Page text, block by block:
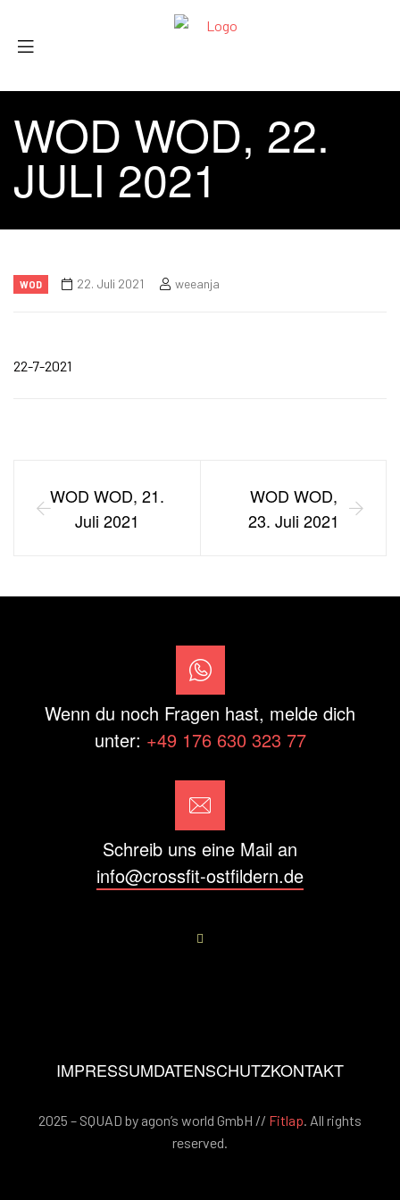
WOD WOD, 22.
JULI 2021
WOD 22. Juli 2021 weeanja
22-7-2021
WOD WOD, 21.
Juli 2021
WOD WOD,
23. Juli 2021
Wenn du noch Fragen hast, melde dich
unter: +49 176 630 323 77
Schreib uns eine Mail an
info@crossfit-ostfildern.de
IMPRESSUMDATENSCHUTZKONTAKT
2025 – SQUAD by agon’s world GmbH // Fitlap. All rights
reserved.